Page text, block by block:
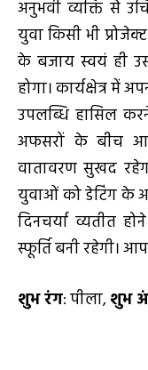
अनुभवी व्यक्ति से
युवा किसी भी
के बजाय स्वयं ही
होगा। कार्यक्षेत्र में
उपलब्धि हासिल
अफसरों के बीच
वातावरण सुखद
युवाओं को डेटिंग के
दिनचर्या व्यतीत
स्फूर्ति बनी रहेगी।
शुभ रंग: पीला,शुभ